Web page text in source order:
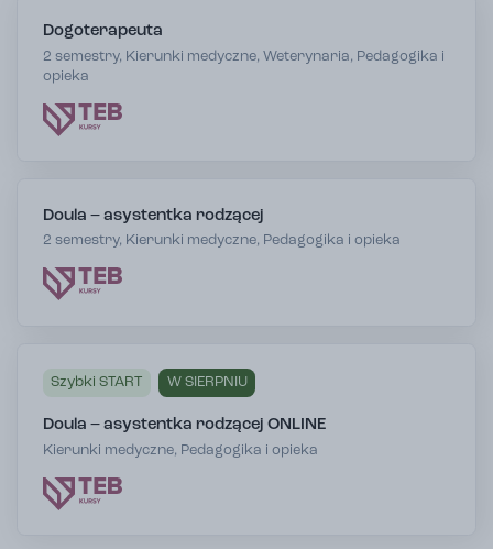
Dogoterapeuta
2 semestry, Kierunki medyczne, Weterynaria, Pedagogika i
opieka
Doula – asystentka rodzącej
2 semestry, Kierunki medyczne, Pedagogika i opieka
Szybki START W SIERPNIU
Doula – asystentka rodzącej ONLINE
Kierunki medyczne, Pedagogika i opieka